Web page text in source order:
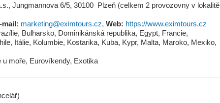
Jungmannova 6/5, 30100 Plzeň (celkem 2 provozovny v lokalitě
mail: marketing@eximtours.cz, Web: https://www.eximtours.cz
, Bulharsko, Dominikánská republika, Egypt, Francie,
, Itálie, Kolumbie, Kostarika, Kuba, Kypr, Malta, Maroko, Mexiko,
u moře, Eurovíkendy, Exotika